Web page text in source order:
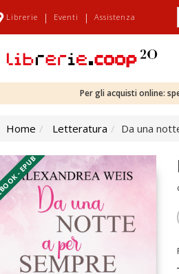
Librerie | Eventi | Assistenza
Per gli acquisti online:
Home Letteratura Da una
- EPUB